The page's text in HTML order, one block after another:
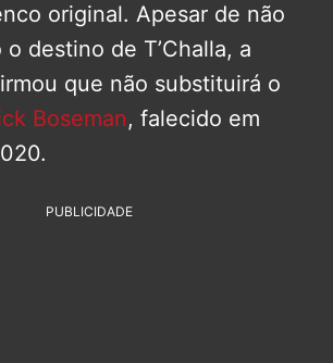
original. Apesar de não
destino de T’Challa, a
que não substituirá o
Boseman, falecido em
PUBLICIDADE